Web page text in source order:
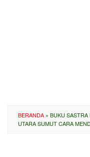
BERANDA » BUKU SASTRA
UTARA SUMUT CARA